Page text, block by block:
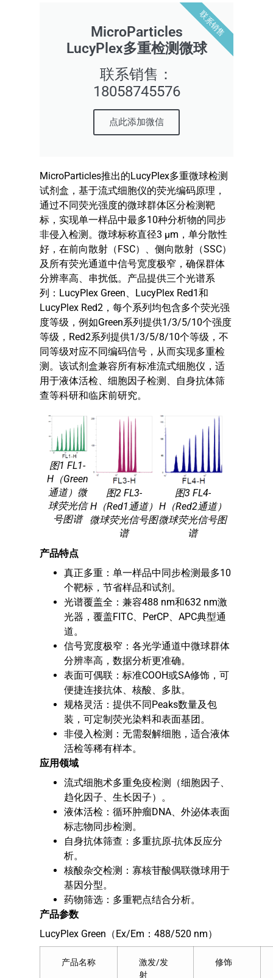
MicroParticles
LucyPlex多重检测微球
联系销售：
18058745576
点此添加微信
联系销售
MicroParticles推出的LucyPlex多重微球检测
试剂盒，基于流式细胞仪的荧光编码原理，
通过不同荧光强度的微球群体区分检测靶
标，实现单一样品中最多10种分析物的同步
非侵入检测。微球标称直径3 μm，单分散性
好，在前向散射（FSC）、侧向散射（SSC）
及所有荧光通道中信号宽度极窄，确保群体
分辨率高、串扰低。产品提供三个光谱系
列：LucyPlex Green、LucyPlex Red1和
LucyPlex Red2，每个系列均包含多个荧光强
度等级，例如Green系列提供1/3/5/10个强度
等级，Red2系列提供1/3/5/8/10个等级，不
同等级对应不同编码信号，从而实现多重检
测。该试剂盒兼容所有标准流式细胞仪，适
用于液体活检、细胞因子检测、自身抗体筛
查等科研和临床前研究。
图1 FL1-
H（Green
通道）微
球荧光信
号图谱
图2 FL3-
H（Red1通道）
微球荧光信号图
谱
图3 FL4-
H（Red2通道）
微球荧光信号图
谱
产品特点
真正多重：单一样品中同步检测最多10
个靶标，节省样品和试剂。
光谱覆盖全：兼容488 nm和632 nm激
光器，覆盖FITC、PerCP、APC典型通
道。
信号宽度极窄：各光学通道中微球群体
分辨率高，数据分析更准确。
表面可偶联：标准COOH或SA修饰，可
便捷连接抗体、核酸、多肽。
规格灵活：提供不同Peaks数量及包
装，可定制荧光染料和表面基团。
非侵入检测：无需裂解细胞，适合液体
活检等稀有样本。
应用领域
流式细胞术多重免疫检测（细胞因子、
趋化因子、生长因子）。
液体活检：循环肿瘤DNA、外泌体表面
标志物同步检测。
自身抗体筛查：多重抗原-抗体反应分
析。
核酸杂交检测：寡核苷酸偶联微球用于
基因分型。
药物筛选：多重靶点结合分析。
产品参数
LucyPlex Green（Ex/Em：488/520 nm）
产品名称
激发/发
射
修饰